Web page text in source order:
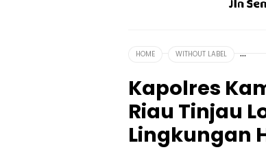
HOME WITHOUT LABEL
Kapolres
Riau Tinjau
Lingkungan